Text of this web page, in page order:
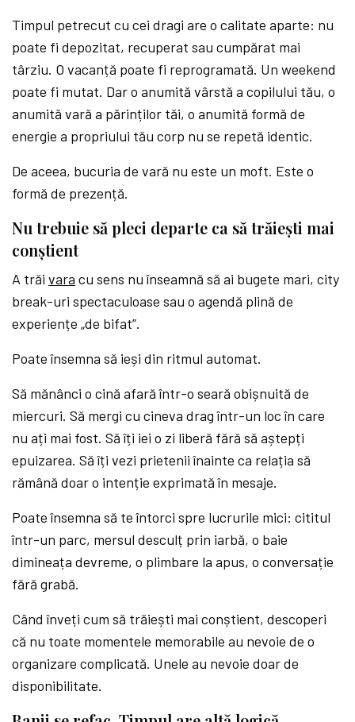
Timpul petrecut cu cei dragi are o calitate aparte: nu
poate fi depozitat, recuperat sau cumpărat mai
târziu. O vacanță poate fi reprogramată. Un weekend
poate fi mutat. Dar o anumită vârstă a copilului tău, o
anumită vară a părinților tăi, o anumită formă de
energie a propriului tău corp nu se repetă identic.
De aceea, bucuria de vară nu este un moft. Este o
formă de prezență.
Nu trebuie să pleci departe ca să trăiești mai
conștient
A trăivara cu sens nu înseamnă să ai bugete mari, city
break-uri spectaculoase sau o agendă plină de
experiențe „de bifat”.
Poate însemna să ieși din ritmul automat.
Să mănânci o cină afară într-o seară obișnuită de
miercuri. Să mergi cu cineva drag într-un loc în care
nu ați mai fost. Să îți iei o zi liberă fără să aștepți
epuizarea. Să îți vezi prietenii înainte ca relația să
rămână doar o intenție exprimată în mesaje.
Poate însemna să te întorci spre lucrurile mici: cititul
într-un parc, mersul desculț prin iarbă, o baie
dimineața devreme, o plimbare la apus, o conversație
fără grabă.
Când înveți cum să trăiești mai conștient, descoperi
că nu toate momentele memorabile au nevoie de o
organizare complicată. Unele au nevoie doar de
disponibilitate.